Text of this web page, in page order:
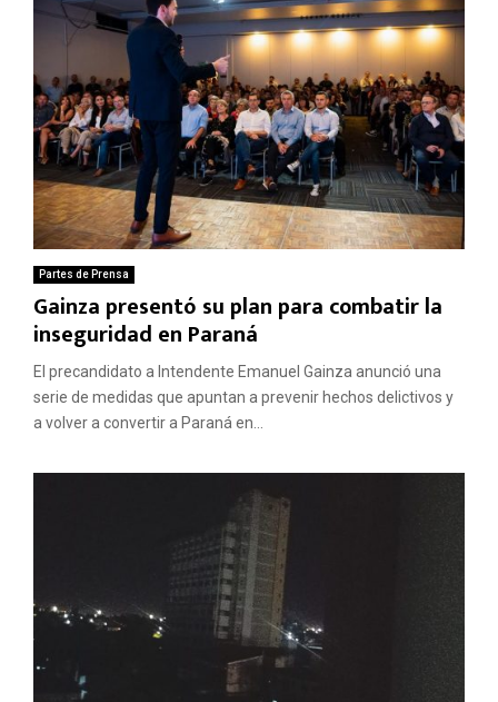
Partes de Prensa
Gainza presentó su plan para combatir la
inseguridad en Paraná
El precandidato a Intendente Emanuel Gainza anunció una
serie de medidas que apuntan a prevenir hechos delictivos y
a volver a convertir a Paraná en...